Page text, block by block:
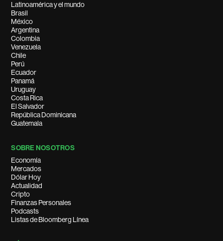
Latinoamérica y el mundo
Brasil
México
Argentina
Colombia
Venezuela
Chile
Perú
Ecuador
Panamá
Uruguay
Costa Rica
El Salvador
República Dominicana
Guatemala
SOBRE NOSOTROS
Economía
Mercados
Dólar Hoy
Actualidad
Cripto
Finanzas Personales
Podcasts
Listas de Bloomberg Línea